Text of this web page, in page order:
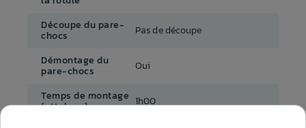
Découpe du pare-
chocs Pas de découpe
Démontage du
pare-chocs Oui
Temps de montage
(attelage) 1h00